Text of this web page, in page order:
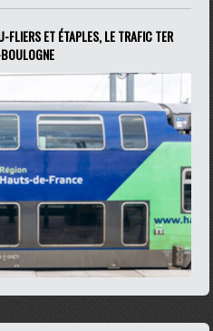
ET ÉTAPLES, LE TRAFIC TER